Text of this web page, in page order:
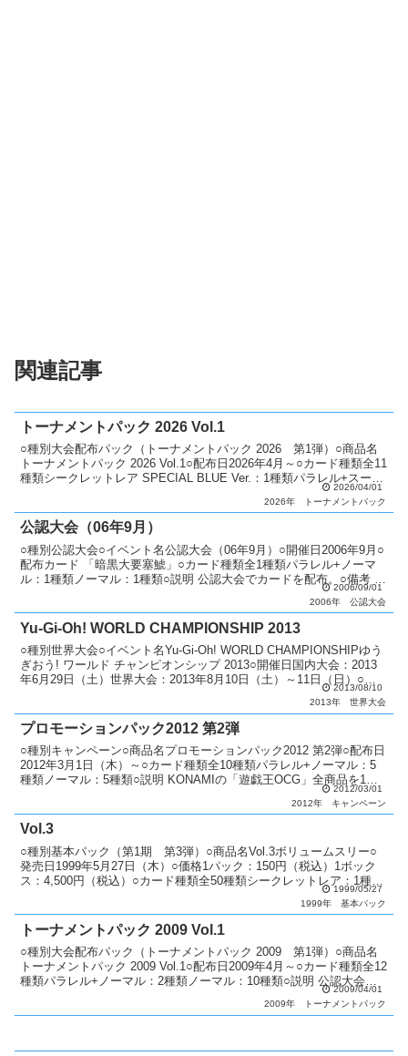
関連記事
トーナメントパック 2026 Vol.1
○種別大会配布パック（トーナメントパック 2026 第1弾）○商品名
トーナメントパック 2026 Vol.1○配布日2026年4月～○カード種類全11
種類シークレットレア SPECIAL BLUE Ver.：1種類パラレル+スーパ
2026/04/01
2026年
トーナメントパック
公認大会（06年9月）
○種別公認大会○イベント名公認大会（06年9月）○開催日2006年9月○
配布カード 「暗黒大要塞鯱」○カード種類全1種類パラレル+ノーマ
ル：1種類ノーマル：1種類○説明 公認大会でカードを配布。○備考 毎
2006/09/01
2006年
公認大会
Yu-Gi-Oh! WORLD CHAMPIONSHIP 2013
○種別世界大会○イベント名Yu-Gi-Oh! WORLD CHAMPIONSHIPゆう
ぎおう! ワールド チャンピオンシップ 2013○開催日国内大会：2013
年6月29日（土）世界大会：2013年8月10日（土）～11日（日）○配
2013/08/10
2013年
世界大会
プロモーションパック2012 第2弾
○種別キャンペーン○商品名プロモーションパック2012 第2弾○配布日
2012年3月1日（木）～○カード種類全10種類パラレル+ノーマル：5
種類ノーマル：5種類○説明 KONAMIの「遊戯王OCG」全商品を1会
2012/03/01
2012年
キャンペーン
Vol.3
○種別基本パック（第1期 第3弾）○商品名Vol.3ボリュームスリー○
発売日1999年5月27日（木）○価格1パック：150円（税込）1ボック
ス：4,500円（税込）○カード種類全50種類シークレットレア：1種類
1999/05/27
1999年
基本パック
トーナメントパック 2009 Vol.1
○種別大会配布パック（トーナメントパック 2009 第1弾）○商品名
トーナメントパック 2009 Vol.1○配布日2009年4月～○カード種類全12
種類パラレル+ノーマル：2種類ノーマル：10種類○説明 公認大会で
2009/04/01
2009年
トーナメントパック